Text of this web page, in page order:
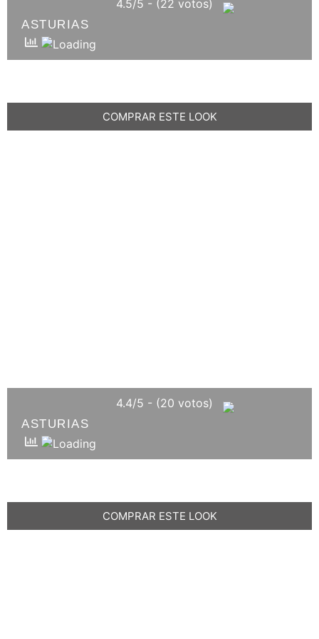
4.5/5 - (22 votos)
ASTURIAS
COMPRAR ESTE LOOK
4.4/5 - (20 votos)
ASTURIAS
COMPRAR ESTE LOOK